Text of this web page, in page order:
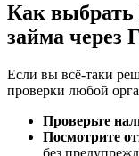
Как
займа через
Если вы всё-таки
проверки любой
Проверьте
Посмотрите
без